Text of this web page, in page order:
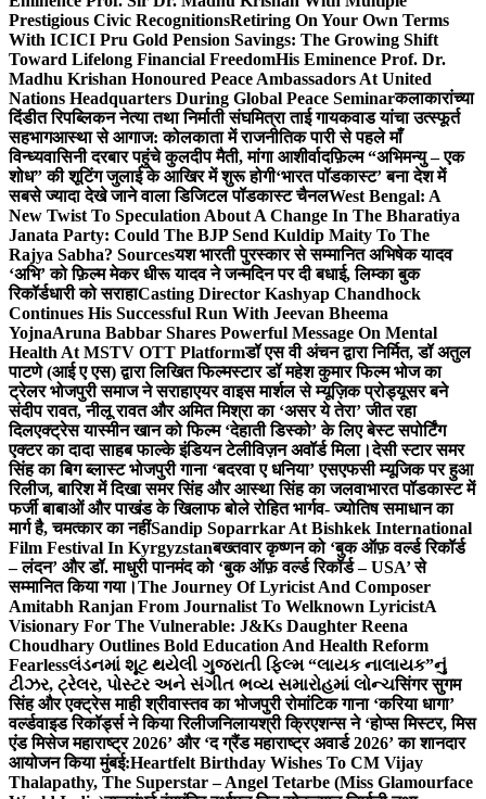
Prestigious Civic RecognitionsRetiring On Your Own Terms
With ICICI Pru Gold Pension Savings: The Growing Shift
Toward Lifelong Financial FreedomHis Eminence Prof. Dr.
Madhu Krishan Honoured Peace Ambassadors At United
Nations Headquarters During Global Peace Seminarकलाकारांच्या
दिंडीत रिपब्लिकन नेत्या तथा निर्माती संघमित्रा ताई गायकवाड यांचा उत्स्फूर्त
सहभागआस्था से आगाज: कोलकाता में राजनीतिक पारी से पहले माँ
विन्ध्यवासिनी दरबार पहुंचे कुलदीप मैती, मांगा आशीर्वादफ़िल्म “अभिमन्यु – एक
शोध” की शूटिंग जुलाई के आखिर में शुरू होगी‘भारत पॉडकास्ट’ बना देश में
सबसे ज्यादा देखे जाने वाला डिजिटल पॉडकास्ट चैनलWest Bengal: A
New Twist To Speculation About A Change In The Bharatiya
Janata Party: Could The BJP Send Kuldip Maity To The
Rajya Sabha? Sourcesयश भारती पुरस्कार से सम्मानित अभिषेक यादव
‘अभि’ को फ़िल्म मेकर धीरू यादव ने जन्मदिन पर दी बधाई, लिम्का बुक
रिकॉर्डधारी को सराहाCasting Director Kashyap Chandhock
Continues His Successful Run With Jeevan Bheema
YojnaAruna Babbar Shares Powerful Message On Mental
Health At MSTV OTT Platformडॉ एस वी अंचन द्वारा निर्मित, डॉ अतुल
पाटणे (आई ए एस) द्वारा लिखित फिल्मस्टार डॉ महेश कुमार फिल्म भोज का
ट्रेलर भोजपुरी समाज ने सराहाएयर वाइस मार्शल से म्यूज़िक प्रोड्यूसर बने
संदीप रावत, नीलू रावत और अमित मिश्रा का ‘असर ये तेरा’ जीत रहा
दिलएक्ट्रेस यास्मीन खान को फिल्म ‘देहाती डिस्को’ के लिए बेस्ट सपोर्टिंग
एक्टर का दादा साहब फाल्के इंडियन टेलीविज़न अवॉर्ड मिला।देसी स्टार समर
सिंह का बिग ब्लास्ट भोजपुरी गाना ‘बदरवा ए धनिया’ एसएफसी म्यूजिक पर हुआ
रिलीज, बारिश में दिखा समर सिंह और आस्था सिंह का जलवाभारत पॉडकास्ट में
फर्जी बाबाओं और पाखंड के खिलाफ बोले रोहित भार्गव- ज्योतिष समाधान का
मार्ग है, चमत्कार का नहींSandip Soparrkar At Bishkek International
Film Festival In Kyrgyzstanबख्तवार कृष्णन को ‘बुक ऑफ़ वर्ल्ड रिकॉर्ड
– लंदन’ और डॉ. माधुरी पानमंद को ‘बुक ऑफ़ वर्ल्ड रिकॉर्ड – USA’ से
सम्मानित किया गया।The Journey Of Lyricist And Composer
Amitabh Ranjan From Journalist To Welknown LyricistA
Visionary For The Vulnerable: J&Ks Daughter Reena
Choudhary Outlines Bold Education And Health Reform
Fearlessલંડનમાં શૂટ થયેલી ગુજરાતી ફિલ્મ “લાયક નાલાયક”નું
ટીઝર, ટ્રેલર, પોસ્ટર અને સંગીત ભવ્ય સમારોહમાં લોન્ચसिंगर सुगम
सिंह और एक्ट्रेस माही श्रीवास्तव का भोजपुरी रोमांटिक गाना ‘करिया धागा’
वर्ल्डवाइड रिकॉर्ड्स ने किया रिलीजनिलायश्री क्रिएशन्स ने ‘होप्स मिस्टर, मिस
एंड मिसेज महाराष्ट्र 2026’ और ‘द ग्रैंड महाराष्ट्र अवार्ड 2026’ का शानदार
आयोजन किया मुंबई:Heartfelt Birthday Wishes To CM Vijay
Thalapathy, The Superstar – Angel Tetarbe (Miss Glamourface